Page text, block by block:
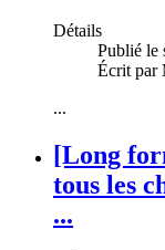
Détails
Publié le
Écrit par
...
[Long
tous les
...